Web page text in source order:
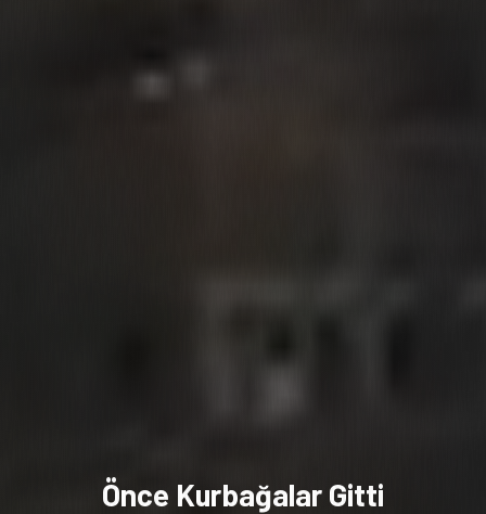
Önce Kurbağalar Gitti